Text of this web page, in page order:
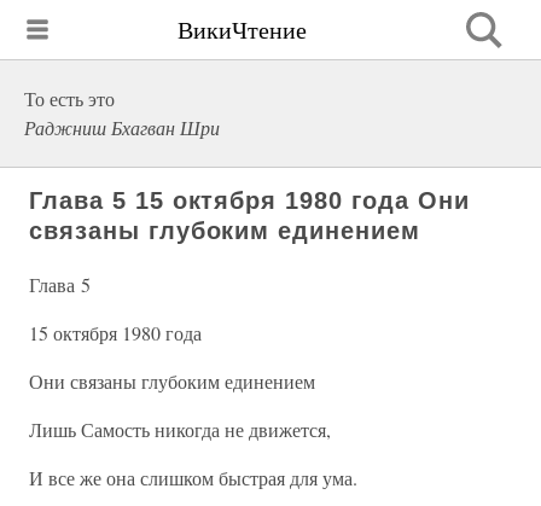
ВикиЧтение
То есть это
Раджниш Бхагван Шри
Глава 5 15 октября 1980 года Они
связаны глубоким единением
Глава 5
15 октября 1980 года
Они связаны глубоким единением
Лишь Самость никогда не движется,
И все же она слишком быстрая для ума.